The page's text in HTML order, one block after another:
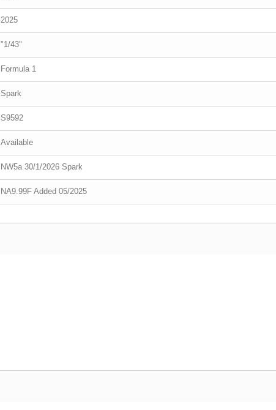
2025
"1/43"
Formula 1
Spark
S9592
Available
NW5a 30/1/2026 Spark
NA9.99F Added 05/2025